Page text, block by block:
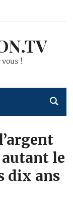
!
autant le
dix ans